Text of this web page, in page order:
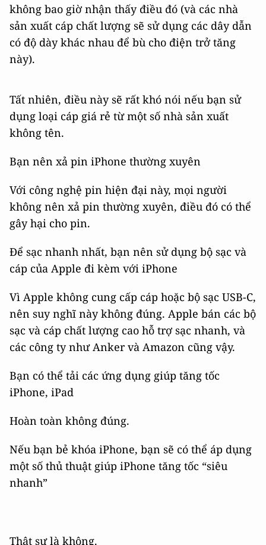
không bao giờ nhận thấy điều đó (và các nhà
sản xuất cáp chất lượng sẽ sử dụng các dây dẫn
có độ dày khác nhau để bù cho điện trở tăng
này).
Tất nhiên, điều này sẽ rất khó nói nếu bạn sử
dụng loại cáp giá rẻ từ một số nhà sản xuất
không tên.
Bạn nên xả pin iPhone thường xuyên
Với công nghệ pin hiện đại này, mọi người
không nên xả pin thường xuyên, điều đó có thể
gây hại cho pin.
Để sạc nhanh nhất, bạn nên sử dụng bộ sạc và
cáp của Apple đi kèm với iPhone
Vì Apple không cung cấp cáp hoặc bộ sạc USB-C,
nên suy nghĩ này không đúng. Apple bán các bộ
sạc và cáp chất lượng cao hỗ trợ sạc nhanh, và
các công ty như Anker và Amazon cũng vậy.
Bạn có thể tải các ứng dụng giúp tăng tốc
iPhone, iPad
Hoàn toàn không đúng.
Nếu bạn bẻ khóa iPhone, bạn sẽ có thể áp dụng
một số thủ thuật giúp iPhone tăng tốc “siêu
nhanh”
Thật sự là không.